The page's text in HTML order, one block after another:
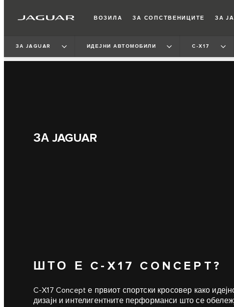
ВОЗИЛА ЗА СОПСТВЕНИЦИТЕ ЗА
ЗА JAGUAR ИДЕЈНИ АВТОМОБИЛИ C-X17
ЗА JAGUAR
ШТО Е C‑X17 CONCEPT?
C‑X17 Concept е првиот спортски кросовер како
дизајн и интелигентните перформанси што се